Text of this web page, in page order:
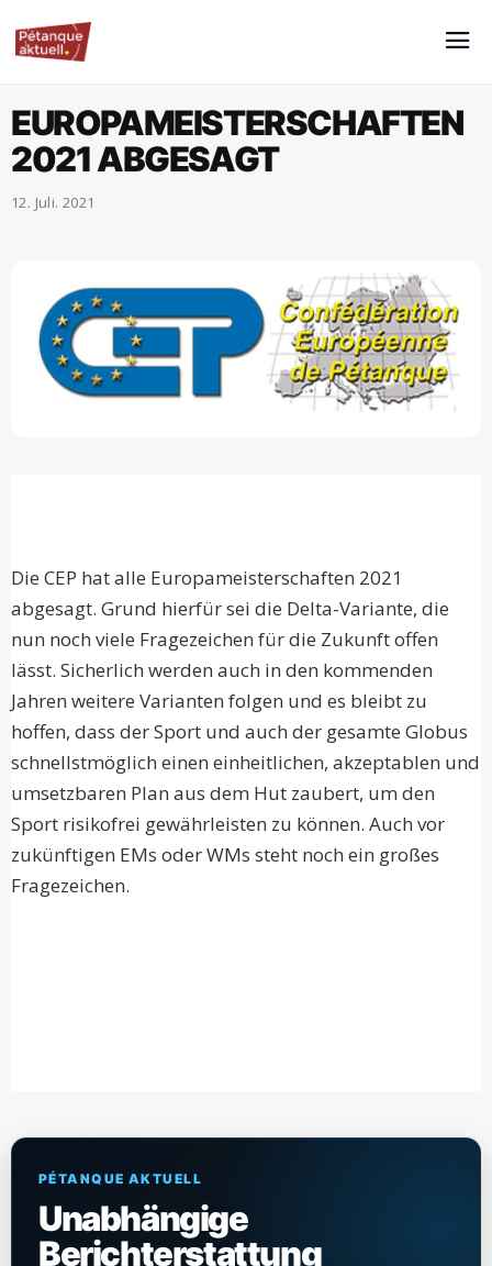
EUROPAMEISTERSCHAFTEN
2021 ABGESAGT
12. Juli. 2021
Die CEP hat alle Europameisterschaften 2021
abgesagt. Grund hierfür sei die Delta-Variante, die
nun noch viele Fragezeichen für die Zukunft offen
lässt. Sicherlich werden auch in den kommenden
Jahren weitere Varianten folgen und es bleibt zu
hoffen, dass der Sport und auch der gesamte Globus
schnellstmöglich einen einheitlichen, akzeptablen und
umsetzbaren Plan aus dem Hut zaubert, um den
Sport risikofrei gewährleisten zu können. Auch vor
zukünftigen EMs oder WMs steht noch ein großes
Fragezeichen.
PÉTANQUE AKTUELL
Unabhängige
Berichterstattung